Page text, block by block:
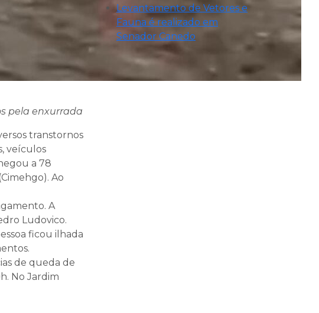
pela enxurrada
transtornos
veículos
a 78
Ao
A
Ludovico.
ficou ilhada
de queda de
No Jardim
Levantamento de Vetores e
Fauna é realizado em
Senador Canedo